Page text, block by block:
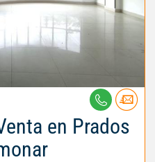
en Prados